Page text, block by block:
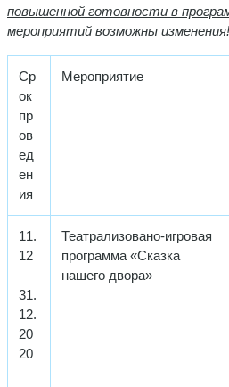
повышенной готовности в
мероприятий возможны изменения!
Ср
ок
пр
ов
ед
ен
ия
Мероприятие
11.
12
–
31.
12.
20
20
Театрализовано-игровая
программа «Сказка
нашего двора»